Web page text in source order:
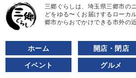
三郷ぐらしは、埼玉県三郷市の
どをゆる〜くお届けするローカ
郷市からおでかけできる市外の
ホーム 開店・閉店
イベント グルメ